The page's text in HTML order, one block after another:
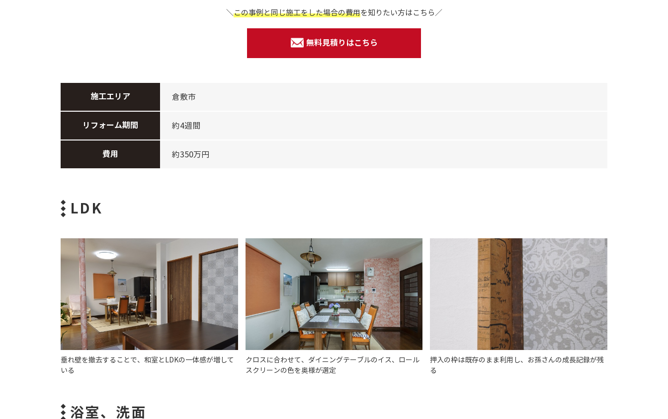
＼この事例と同じ施工をした場合の費用を知りたい方はこちら／
無料見積りはこちら
施工エリア 倉敷市
リフォーム期間 約4週間
費用 約350万円
LDK
垂れ壁を撤去することで、和室とLDKの一体感が増して
いる
クロスに合わせて、ダイニングテーブルのイス、ロール
スクリーンの色を奥様が選定
押入の枠は既存のまま利用し、お孫さんの成長記録が残
る
浴室、洗面